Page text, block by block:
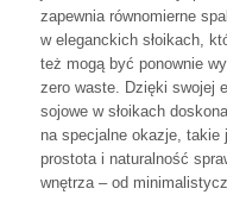
zapewnia równomierne
w eleganckich słoikach,
też mogą być ponownie
zero waste. Dzięki swojej
sojowe w słoikach
na specjalne okazje,
prostota i naturalność
wnętrza – od